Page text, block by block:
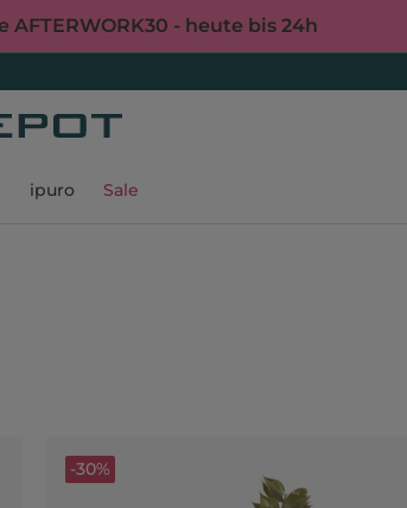
AFTERWORK30 - heute bis 24h
ipuro Sale
-30%